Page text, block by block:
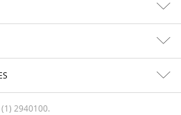
2940100.